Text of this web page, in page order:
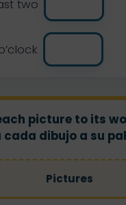
two
picture to its
dibujo a su
Pictures